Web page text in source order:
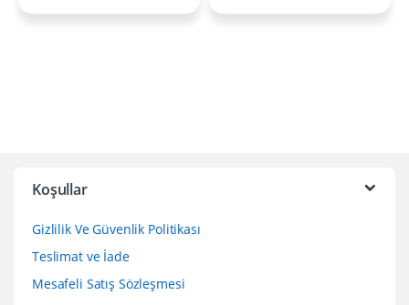
Koşullar
Gizlilik Ve Güvenlik Politikası
Teslimat ve İade
Mesafeli Satış Sözleşmesi